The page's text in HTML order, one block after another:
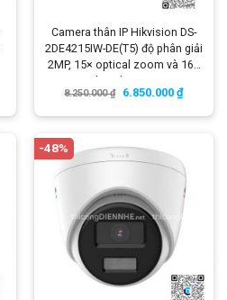
Camera thân IP Hikvision DS-
2DE4215IW-DE(T5) độ phân giải
2MP, 15× optical zoom và 16×
digital zoom
8.250.000₫ 6.850.000 ₫
-48%